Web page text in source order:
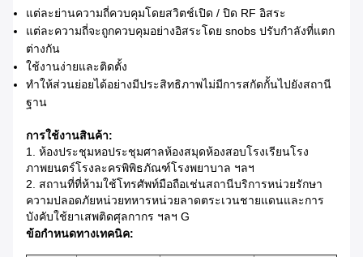
แต่ละย่านความถี่ควบคุมโดยสวิตช์เปิด / ปิด RF อิสระ
แต่ละความถี่จะถูกควบคุมอย่างอิสระโดย snobs ปรับกำลังที่แตก
ต่างกัน
ใช้งานง่ายและติดตั้ง
ทำให้ส่วนย่อยได้อย่างมีประสิทธิภาพไม่มีการสกัดกั้นไปยังสถานี
ฐาน
การใช้งานสินค้า:
1. ห้องประชุมหอประชุมศาลห้องสมุดห้องสอบโรงเรียนโรง
ภาพยนตร์โรงละครพิพิธภัณฑ์โรงพยาบาล ฯลฯ
2. สถานที่ที่ห้ามใช้โทรศัพท์มือถือเช่นสถานีบริการหน่วยรักษา
ความปลอดภัยหน่วยทหารหน่วยลาดตระเวนชายแดนและการ
บังคับใช้ยาเสพติดศุลกากร ฯลฯ G
ข้อกำหนดทางเทคนิค: